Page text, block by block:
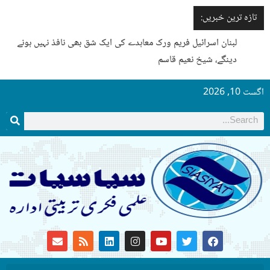
تازہ ترین خبریں:
لبنان اسرائیل فریم ورک معاہدے کی ایک شق بھی نافذ نہیں ہونے
دینگے، شیخ نعیم قاسم
اگست 10, 2026